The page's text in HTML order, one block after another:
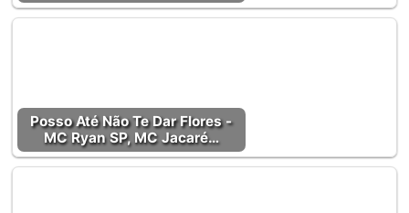
Posso Até Não Te Dar Flores -
MC Ryan SP, MC Jacaré…